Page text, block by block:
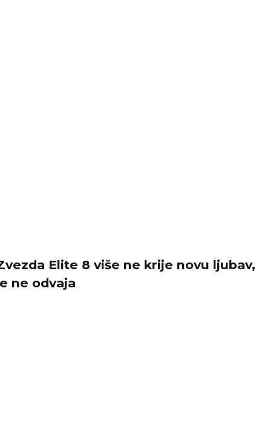
Elite 8 više ne krije novu ljubav,
ne odvaja